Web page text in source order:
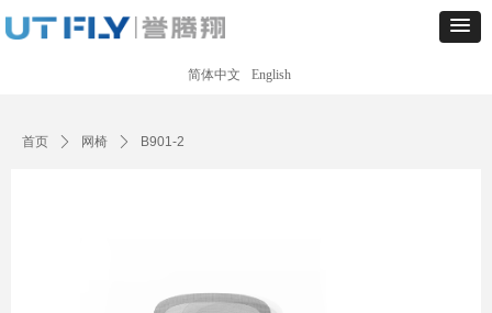
简体中文 English
首页 ꄲ 网椅 ꄲ B901-2